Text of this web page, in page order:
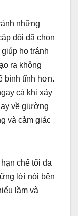
những
đôi đã chọn
họ tránh
ra không
bình tĩnh hơn.
cả khi xảy
về giường
và cảm giác
chế tối đa
lời nói bên
lầm và